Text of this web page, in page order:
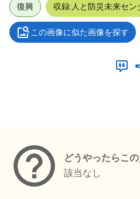
復興 収録:人と防災未来セ
この画像に似た画像を探す
どうやったらこ
該当なし